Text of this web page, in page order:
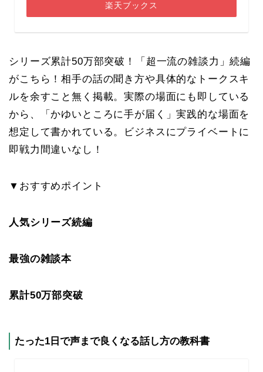
楽天ブックス
シリーズ累計50万部突破！「超一流の雑談力」続編
がこちら！相手の話の聞き方や具体的なトークスキ
ルを余すこと無く掲載。実際の場面にも即している
から、「かゆいところに手が届く」実践的な場面を
想定して書かれている。ビジネスにプライベートに
即戦力間違いなし！
▼おすすめポイント
人気シリーズ続編
最強の雑談本
累計50万部突破
たった1日で声まで良くなる話し方の教科書